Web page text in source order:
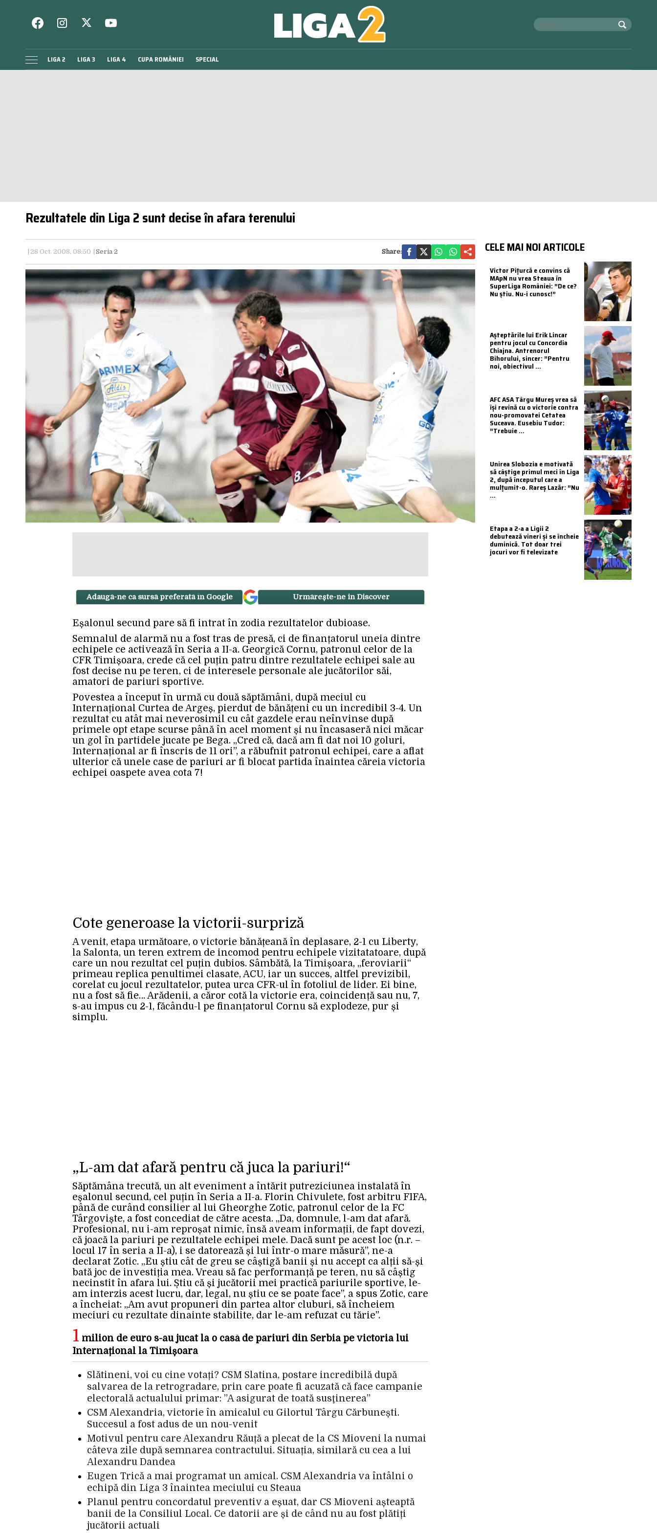
LIGA 2 LIGA 3 LIGA 4 CUPA ROMÂNIEI SPECIAL
Rezultatele din Liga 2 sunt decise în afara terenului
28 Oct. 2008, 08:50 Seria 2 Share:
Adaugă-ne ca sursă preferată în Google Urmărește-ne in Discover
Eșalonul secund pare să fi intrat în zodia rezultatelor dubioase.
Semnalul de alarmă nu a fost tras de presă, ci de finanțatorul uneia dintre
echipele ce activează în Seria a II-a. Georgică Cornu, patronul celor de la
CFR Timișoara, crede că cel puțin patru dintre rezultatele echipei sale au
fost decise nu pe teren, ci de interesele personale ale jucătorilor săi,
amatori de pariuri sportive.
Povestea a început în urmă cu două săptămâni, după meciul cu
Internațional Curtea de Argeș, pierdut de bănățeni cu un incredibil 3-4. Un
rezultat cu atât mai neverosimil cu cât gazdele erau neînvinse după
primele opt etape scurse până în acel moment și nu încasaseră nici măcar
un gol în partidele jucate pe Bega. „Cred că, dacă am fi dat noi 10 goluri,
Internațional ar fi înscris de 11 ori”, a răbufnit patronul echipei, care a aflat
ulterior că unele case de pariuri ar fi blocat partida înaintea căreia victoria
echipei oaspete avea cota 7!
Cote generoase la victorii-surpriză
A venit, etapa următoare, o victorie bănățeană în deplasare, 2-1 cu Liberty,
la Salonta, un teren extrem de incomod pentru echipele vizitatatoare, după
care un nou rezultat cel puțin dubios. Sâmbătă, la Timișoara, „feroviarii“
primeau replica penultimei clasate, ACU, iar un succes, altfel previzibil,
corelat cu jocul rezultatelor, putea urca CFR-ul în fotoliul de lider. Ei bine,
nu a fost să fie… Arădenii, a căror cotă la victorie era, coincidență sau nu, 7,
s-au impus cu 2-1, făcându-l pe finanțatorul Cornu să explodeze, pur și
simplu.
„L-am dat afară pentru că juca la pariuri!“
Săptămâna trecută, un alt eveniment a întărit putreziciunea instalată în
eșalonul secund, cel puțin în Seria a II-a. Florin Chivulete, fost arbitru FIFA,
până de curând consilier al lui Gheorghe Zotic, patronul celor de la FC
Târgoviște, a fost concediat de către acesta. „Da, domnule, l-am dat afară.
Profesional, nu i-am reproșat nimic, însă aveam informații, de fapt dovezi,
că joacă la pariuri pe rezultatele echipei mele. Dacă sunt pe acest loc (n.r. –
locul 17 în seria a II-a), i se datorează și lui într-o mare măsură”, ne-a
declarat Zotic. „Eu știu cât de greu se câștigă banii și nu accept ca alții să-și
bată joc de investiția mea. Vreau să fac performanță pe teren, nu să câștig
necinstit în afara lui. Știu că și jucătorii mei practică pariurile sportive, le-
am interzis acest lucru, dar, legal, nu știu ce se poate face”, a spus Zotic, care
a încheiat: „Am avut propuneri din partea altor cluburi, să încheiem
meciuri cu rezultate dinainte stabilite, dar le-am refuzat cu tărie”.
1 milion de euro s-au jucat la o casă de pariuri din Serbia pe victoria lui
Internațional la Timișoara
Slătineni, voi cu cine votați? CSM Slatina, postare incredibilă după
salvarea de la retrogradare, prin care poate fi acuzată că face campanie
electorală actualului primar: ”A asigurat de toată susţinerea”
CSM Alexandria, victorie în amicalul cu Gilortul Târgu Cărbunești.
Succesul a fost adus de un nou-venit
Motivul pentru care Alexandru Răuță a plecat de la CS Mioveni la numai
câteva zile după semnarea contractului. Situația, similară cu cea a lui
Alexandru Dandea
Eugen Trică a mai programat un amical. CSM Alexandria va întâlni o
echipă din Liga 3 înaintea meciului cu Steaua
Planul pentru concordatul preventiv a eșuat, dar CS Mioveni așteaptă
banii de la Consiliul Local. Ce datorii are și de când nu au fost plătiți
jucătorii actuali
CELE MAI NOI ARTICOLE
Victor Pițurcă e convins că
MApN nu vrea Steaua în
SuperLiga României: ”De ce?
Nu știu. Nu-i cunosc!”
Așteptările lui Erik Lincar
pentru jocul cu Concordia
Chiajna. Antrenorul
Bihorului, sincer: ”Pentru
noi, obiectivul ...
AFC ASA Târgu Mureș vrea să
își revină cu o victorie contra
nou-promovatei Cetatea
Suceava. Eusebiu Tudor:
”Trebuie ...
Unirea Slobozia e motivată
să câștige primul meci în Liga
2, după începutul care a
mulțumit-o. Rareș Lazăr: ”Nu
...
Etapa a 2-a a Ligii 2
debutează vineri și se încheie
duminică. Tot doar trei
jocuri vor fi televizate